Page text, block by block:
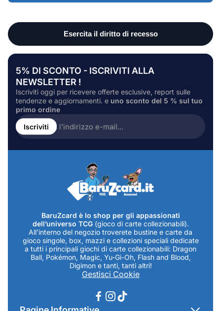
5% DI SCONTO - ISCRIVITI ALLA
NEWSLETTER !
Iscriviti oggi per ricevere offerte esclusive, report sulle
tendenze e aggiornamenti. e uno sconto del 5 % sul tuo
primo ordine
Inserire
l'indirizzo
e-
Iscriviti
BaruZcard è lo shop per gli appassionati
dell’universo TCG (gioco di carte collezionabili).
All’interno del negozio troverete bustine e carte da
gioco singole, box, mazzi e collezioni speciali dedicate
a tutti i principali giochi di carte collezionabili: Dragon
Ball, Pokémon, Magic, Yu-Gi-Oh, Flash and Blood,
Digimon e tanti, tanti altri!
Gestisci Cookie